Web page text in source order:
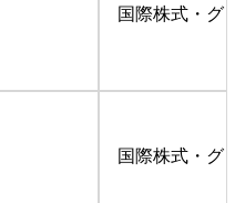
国際株式・グ
国際株式・グ